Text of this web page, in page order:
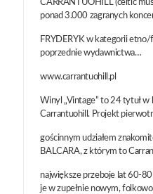
CARRANTUOHILL (celtic
ponad 3.000 zagranych
FRYDERYK w kategorii
poprzednie wydawnictwa…
www.carrantuohill.pl
Winyl „Vintage” to 24 tytuł w
Carrantuohill. Projekt
gościnnym udziałem
BALCARA, z którym to
największe przeboje lat 60-
je w zupełnie nowym,